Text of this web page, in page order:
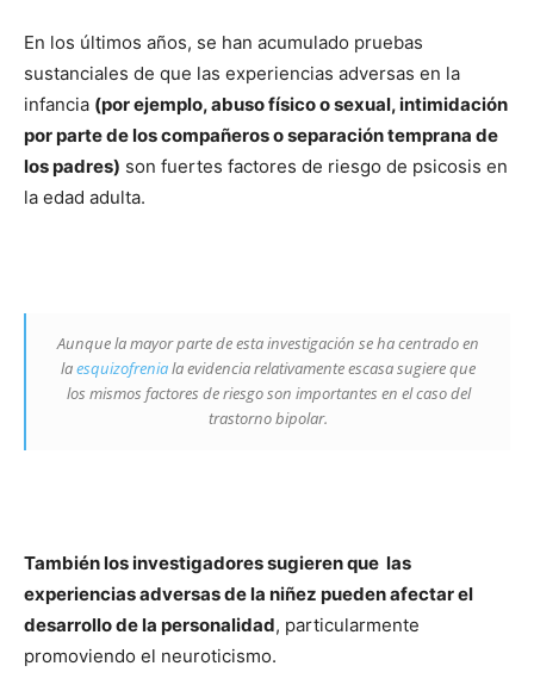
En los últimos años, se han acumulado pruebas
sustanciales de que las experiencias adversas en la
infancia (por ejemplo, abuso físico o sexual, intimidación
por parte de los compañeros o separación temprana de
los padres) son fuertes factores de riesgo de psicosis en
la edad adulta.
Aunque la mayor parte de esta investigación se ha centrado en
laesquizofreniala evidencia relativamente escasa sugiere que
los mismos factores de riesgo son importantes en el caso del
trastorno bipolar.
También los investigadores sugieren que las
experiencias adversas de la niñez pueden afectar el
desarrollo de la personalidad, particularmente
promoviendo el neuroticismo.